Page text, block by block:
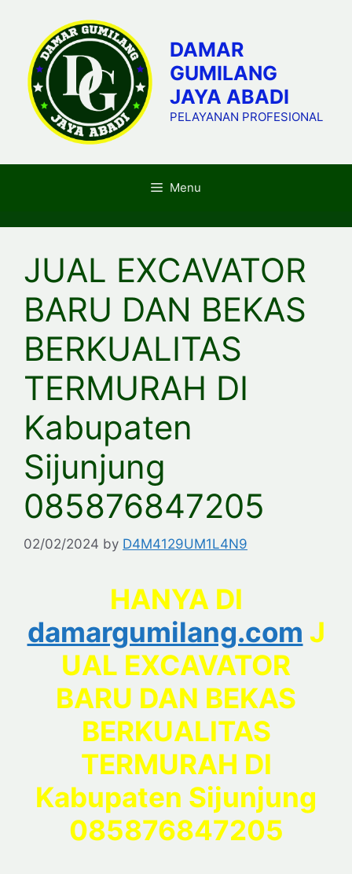
content
DAMAR
GUMILANG
JAYA ABADI
PELAYANAN PROFESIONAL
Menu
JUAL EXCAVATOR
BARU DAN BEKAS
BERKUALITAS
TERMURAH DI
Kabupaten
Sijunjung
085876847205
02/02/2024 by D4M4129UM1L4N9
HANYA DI
damargumilang.com J
UAL EXCAVATOR
BARU DAN BEKAS
BERKUALITAS
TERMURAH DI
Kabupaten Sijunjung
085876847205